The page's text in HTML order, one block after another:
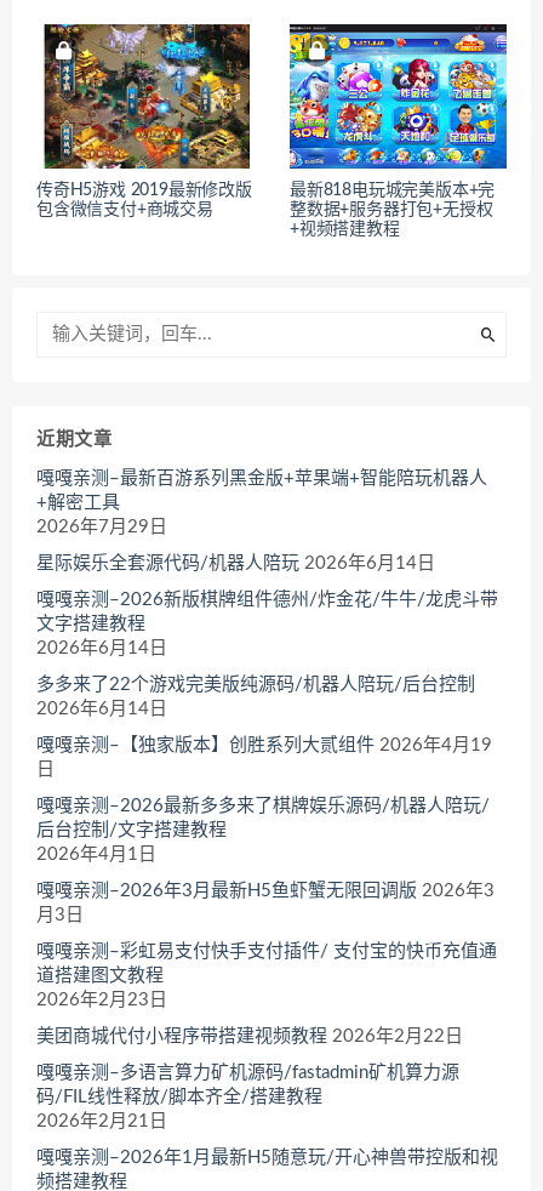
传奇H5游戏 2019最新修改版
包含微信支付+商城交易
最新818电玩城完美版本+完
整数据+服务器打包+无授权
+视频搭建教程
近期文章
嘎嘎亲测–最新百游系列黑金版+苹果端+智能陪玩机器人
+解密工具
2026年7月29日
星际娱乐全套源代码/机器人陪玩 2026年6月14日
嘎嘎亲测–2026新版棋牌组件德州/炸金花/牛牛/龙虎斗带
文字搭建教程
2026年6月14日
多多来了22个游戏完美版纯源码/机器人陪玩/后台控制
2026年6月14日
嘎嘎亲测–【独家版本】创胜系列大贰组件 2026年4月19
日
嘎嘎亲测–2026最新多多来了棋牌娱乐源码/机器人陪玩/
后台控制/文字搭建教程
2026年4月1日
嘎嘎亲测–2026年3月最新H5鱼虾蟹无限回调版 2026年3
月3日
嘎嘎亲测–彩虹易支付快手支付插件/ 支付宝的快币充值通
道搭建图文教程
2026年2月23日
美团商城代付小程序带搭建视频教程 2026年2月22日
嘎嘎亲测–多语言算力矿机源码/fastadmin矿机算力源
码/FIL线性释放/脚本齐全/搭建教程
2026年2月21日
嘎嘎亲测–2026年1月最新H5随意玩/开心神兽带控版和视
频搭建教程